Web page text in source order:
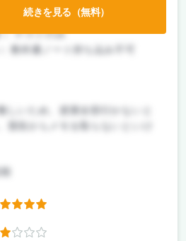
テストのみ
テストのみ
教科書ノート持ち込み不可
普段からメモを取らないといけ
続きを見る（無料）